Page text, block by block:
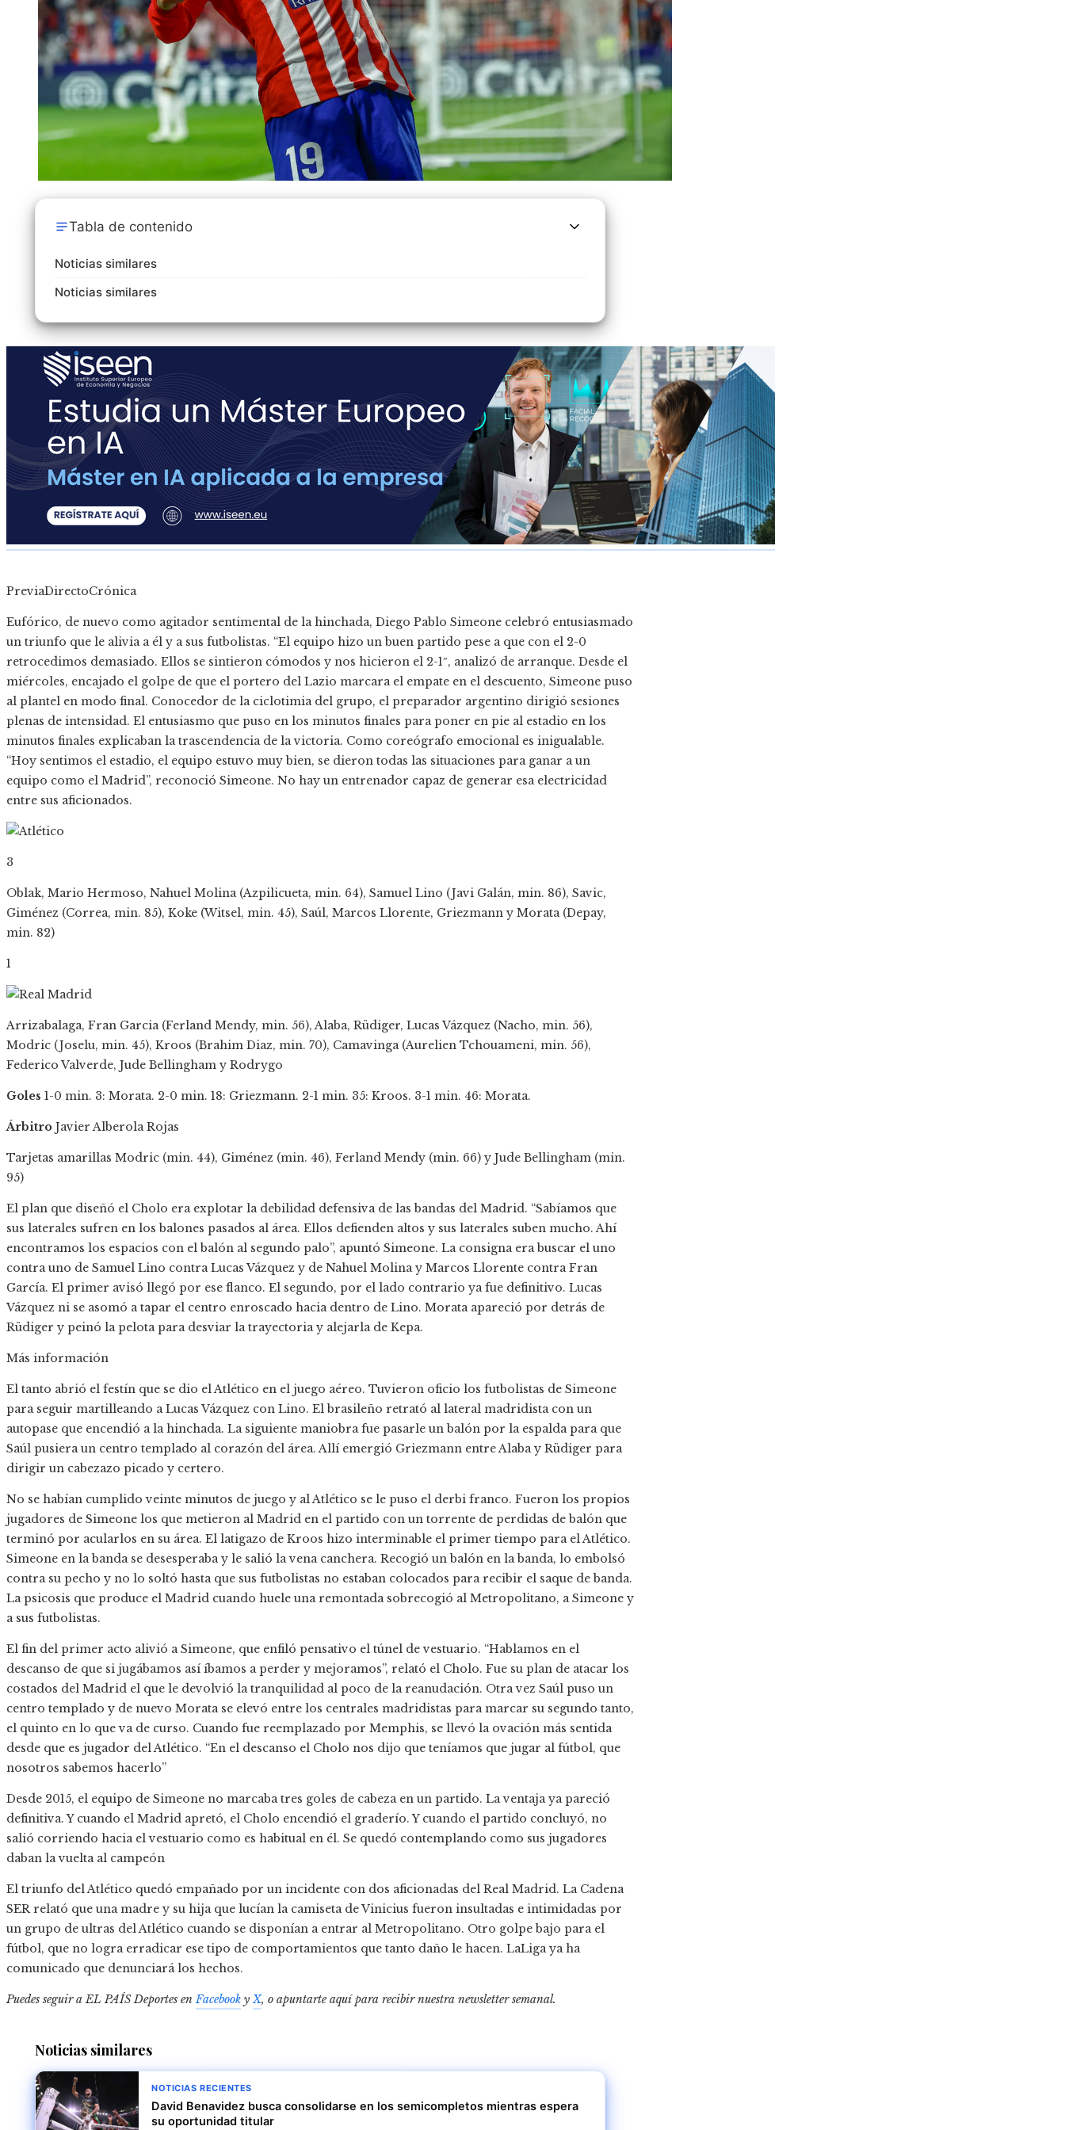
Tabla de contenido
Noticias similares
Noticias similares
PreviaDirectoCrónica
Eufórico, de nuevo como agitador sentimental de la hinchada, Diego Pablo Simeone celebró entusiasmado
un triunfo que le alivia a él y a sus futbolistas. “El equipo hizo un buen partido pese a que con el 2-0
retrocedimos demasiado. Ellos se sintieron cómodos y nos hicieron el 2-1″, analizó de arranque. Desde el
miércoles, encajado el golpe de que el portero del Lazio marcara el empate en el descuento, Simeone puso
al plantel en modo final. Conocedor de la ciclotimia del grupo, el preparador argentino dirigió sesiones
plenas de intensidad. El entusiasmo que puso en los minutos finales para poner en pie al estadio en los
minutos finales explicaban la trascendencia de la victoria. Como coreógrafo emocional es inigualable.
“Hoy sentimos el estadio, el equipo estuvo muy bien, se dieron todas las situaciones para ganar a un
equipo como el Madrid”, reconoció Simeone. No hay un entrenador capaz de generar esa electricidad
entre sus aficionados.
3
Oblak, Mario Hermoso, Nahuel Molina (Azpilicueta, min. 64), Samuel Lino (Javi Galán, min. 86), Savic,
Giménez (Correa, min. 85), Koke (Witsel, min. 45), Saúl, Marcos Llorente, Griezmann y Morata (Depay,
min. 82)
1
Arrizabalaga, Fran Garcia (Ferland Mendy, min. 56), Alaba, Rüdiger, Lucas Vázquez (Nacho, min. 56),
Modric (Joselu, min. 45), Kroos (Brahim Diaz, min. 70), Camavinga (Aurelien Tchouameni, min. 56),
Federico Valverde, Jude Bellingham y Rodrygo
Goles 1-0 min. 3: Morata. 2-0 min. 18: Griezmann. 2-1 min. 35: Kroos. 3-1 min. 46: Morata.
Árbitro Javier Alberola Rojas
Tarjetas amarillas Modric (min. 44), Giménez (min. 46), Ferland Mendy (min. 66) y Jude Bellingham (min.
95)
El plan que diseñó el Cholo era explotar la debilidad defensiva de las bandas del Madrid. “Sabíamos que
sus laterales sufren en los balones pasados al área. Ellos defienden altos y sus laterales suben mucho. Ahí
encontramos los espacios con el balón al segundo palo”, apuntó Simeone. La consigna era buscar el uno
contra uno de Samuel Lino contra Lucas Vázquez y de Nahuel Molina y Marcos Llorente contra Fran
García. El primer avisó llegó por ese flanco. El segundo, por el lado contrario ya fue definitivo. Lucas
Vázquez ni se asomó a tapar el centro enroscado hacia dentro de Lino. Morata apareció por detrás de
Rüdiger y peinó la pelota para desviar la trayectoria y alejarla de Kepa.
Más información
El tanto abrió el festín que se dio el Atlético en el juego aéreo. Tuvieron oficio los futbolistas de Simeone
para seguir martilleando a Lucas Vázquez con Lino. El brasileño retrató al lateral madridista con un
autopase que encendió a la hinchada. La siguiente maniobra fue pasarle un balón por la espalda para que
Saúl pusiera un centro templado al corazón del área. Allí emergió Griezmann entre Alaba y Rüdiger para
dirigir un cabezazo picado y certero.
No se habían cumplido veinte minutos de juego y al Atlético se le puso el derbi franco. Fueron los propios
jugadores de Simeone los que metieron al Madrid en el partido con un torrente de perdidas de balón que
terminó por acularlos en su área. El latigazo de Kroos hizo interminable el primer tiempo para el Atlético.
Simeone en la banda se desesperaba y le salió la vena canchera. Recogió un balón en la banda, lo embolsó
contra su pecho y no lo soltó hasta que sus futbolistas no estaban colocados para recibir el saque de banda.
La psicosis que produce el Madrid cuando huele una remontada sobrecogió al Metropolitano, a Simeone y
a sus futbolistas.
El fin del primer acto alivió a Simeone, que enfiló pensativo el túnel de vestuario. “Hablamos en el
descanso de que si jugábamos así íbamos a perder y mejoramos”, relató el Cholo. Fue su plan de atacar los
costados del Madrid el que le devolvió la tranquilidad al poco de la reanudación. Otra vez Saúl puso un
centro templado y de nuevo Morata se elevó entre los centrales madridistas para marcar su segundo tanto,
el quinto en lo que va de curso. Cuando fue reemplazado por Memphis, se llevó la ovación más sentida
desde que es jugador del Atlético. “En el descanso el Cholo nos dijo que teníamos que jugar al fútbol, que
nosotros sabemos hacerlo”
Desde 2015, el equipo de Simeone no marcaba tres goles de cabeza en un partido. La ventaja ya pareció
definitiva. Y cuando el Madrid apretó, el Cholo encendió el graderío. Y cuando el partido concluyó, no
salió corriendo hacia el vestuario como es habitual en él. Se quedó contemplando como sus jugadores
daban la vuelta al campeón
El triunfo del Atlético quedó empañado por un incidente con dos aficionadas del Real Madrid. La Cadena
SER relató que una madre y su hija que lucían la camiseta de Vinicius fueron insultadas e intimidadas por
un grupo de ultras del Atlético cuando se disponían a entrar al Metropolitano. Otro golpe bajo para el
fútbol, que no logra erradicar ese tipo de comportamientos que tanto daño le hacen. LaLiga ya ha
comunicado que denunciará los hechos.
Puedes seguir a EL PAÍS Deportes enFacebook yX, o apuntarte aquí para recibirnuestra newsletter semanal.
Noticias similares
NOTICIAS RECIENTES
David Benavidez busca consolidarse en los semicompletos mientras espera
su oportunidad titular